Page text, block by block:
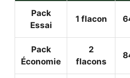
Pack
Essai
1 flacon
Pack
Économie
2
flacons